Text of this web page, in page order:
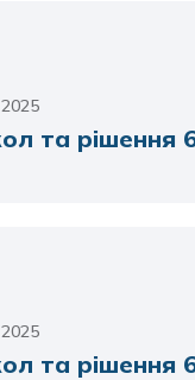
та рішення
та рішення